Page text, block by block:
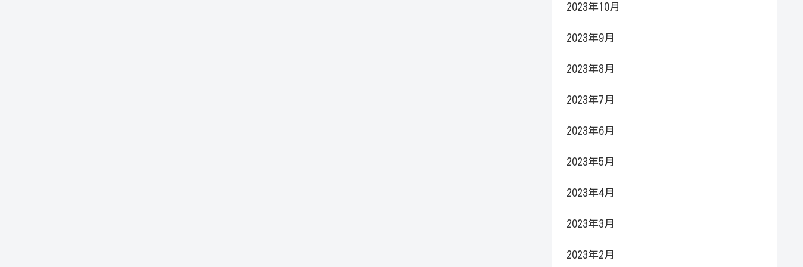
2023年10月
2023年9月
2023年8月
2023年7月
2023年6月
2023年5月
2023年4月
2023年3月
2023年2月